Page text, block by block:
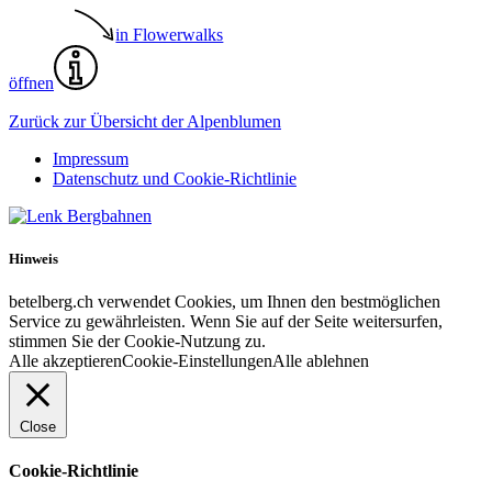
in Flowerwalks
öffnen
Zurück zur Übersicht der Alpenblumen
Impressum
Datenschutz und Cookie-Richtlinie
Hinweis
betelberg.ch verwendet Cookies, um Ihnen den bestmöglichen
Service zu gewährleisten. Wenn Sie auf der Seite weitersurfen,
stimmen Sie der Cookie-Nutzung zu.
Alle akzeptierenCookie-EinstellungenAlle ablehnen
Close
Cookie-Richtlinie